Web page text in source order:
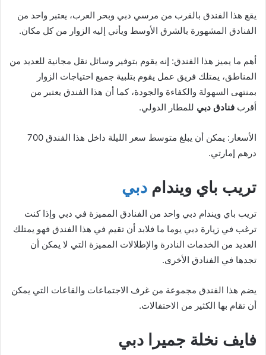
يقع هذا الفندق بالقرب من مرسي دبي وبحر العرب، يعتبر واحد من
الفنادق المشهورة بالشرق الأوسط ويأتي إليه الزوار من كل مكان.
أهم ما يميز هذا الفندق: إنه يقوم بتوفير وسائل نقل مجانية للعديد من
المناطق، يمتلك فريق عمل يقوم بتلبية جميع احتياجات الزوار
بمنتهى السهولة والكفاءة والجودة، كما أن هذا الفندق يعتبر من
أقرب فنادق دبي للمطار الدولي.
الأسعار: يمكن أن يبلغ متوسط سعر الليلة داخل هذا الفندق 700
درهم إمارتي.
تريب باي ويندام دبي
تريب باي ويندام دبي واحد من الفنادق المميزة في دبي وإذا كنت
ترغب في زيارة دبي يوما ما فلابد أن تقيم في هذا الفندق فهو يمتلك
العديد من الخدمات النادرة والإطلالات المميزة التي لا يمكن أن
تجدها في الفنادق الأخرى.
يضم هذا الفندق مجموعة من غرف الاجتماعات والقاعات التي يمكن
أن تقام بها الكثير من الاحتفالات.
فايف نخلة جميرا دبي